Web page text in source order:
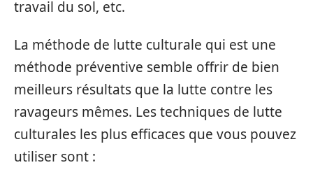
travail du sol, etc.
La méthode de lutte culturale qui est une
méthode préventive semble offrir de bien
meilleurs résultats que la lutte contre les
ravageurs mêmes. Les techniques de lutte
culturales les plus efficaces que vous pouvez
utiliser sont :